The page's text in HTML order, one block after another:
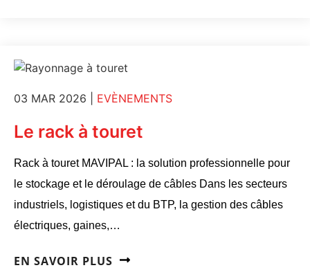
03 MAR 2026 EVÈNEMENTS
Le rack à touret
Rack à touret MAVIPAL : la solution professionnelle pour
le stockage et le déroulage de câbles Dans les secteurs
industriels, logistiques et du BTP, la gestion des câbles
électriques, gaines,…
EN SAVOIR PLUS